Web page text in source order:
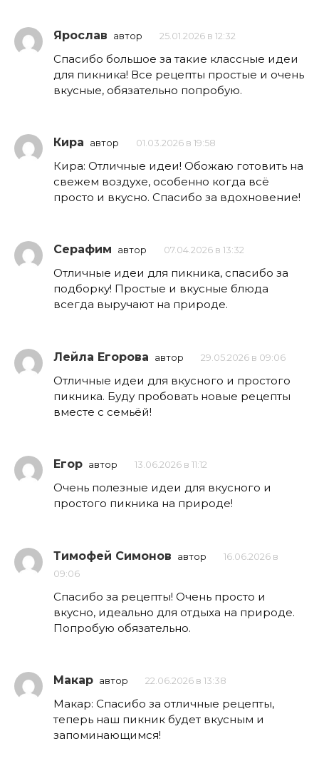
Ярослав автор 25.01.2026 в 12:32
Спасибо большое за такие классные идеи
для пикника! Все рецепты простые и очень
вкусные, обязательно попробую.
Кира автор 01.03.2026 в 19:58
Кира: Отличные идеи! Обожаю готовить на
свежем воздухе, особенно когда всё
просто и вкусно. Спасибо за вдохновение!
Серафим автор 07.04.2026 в 13:32
Отличные идеи для пикника, спасибо за
подборку! Простые и вкусные блюда
всегда выручают на природе.
Лейла Егорова автор 29.05.2026 в 09:06
Отличные идеи для вкусного и простого
пикника. Буду пробовать новые рецепты
вместе с семьёй!
Егор автор 13.06.2026 в 11:12
Очень полезные идеи для вкусного и
простого пикника на природе!
Тимофей Симонов автор
16.06.2026 в
09:06
Спасибо за рецепты! Очень просто и
вкусно, идеально для отдыха на природе.
Попробую обязательно.
Макар автор 22.06.2026 в 13:38
Макар: Спасибо за отличные рецепты,
теперь наш пикник будет вкусным и
запоминающимся!